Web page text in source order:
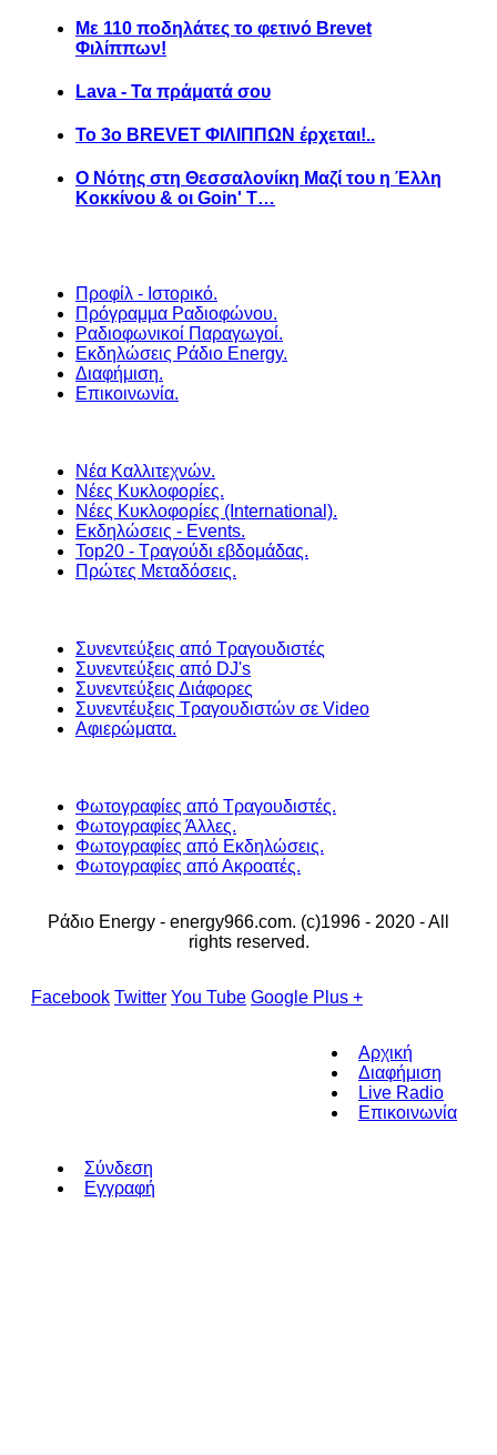
Με 110 ποδηλάτες το φετινό Brevet
Φιλίππων!
Lava - Τα πράματά σου
Το 3ο BREVET ΦΙΛΙΠΠΩΝ έρχεται!..
Ο Νότης στη Θεσσαλονίκη Μαζί του η Έλλη
Κοκκίνου & οι Goin' T…
Προφίλ - Ιστορικό.
Πρόγραμμα Ραδιοφώνου.
Ραδιοφωνικοί Παραγωγοί.
Εκδηλώσεις Ράδιο Energy.
Διαφήμιση.
Επικοινωνία.
Νέα Καλλιτεχνών.
Νέες Κυκλοφορίες.
Νέες Κυκλοφορίες (International).
Εκδηλώσεις - Events.
Top20 - Τραγούδι εβδομάδας.
Πρώτες Μεταδόσεις.
Συνεντεύξεις από Τραγουδιστές
Συνεντεύξεις από DJ's
Συνεντεύξεις Διάφορες
Συνεντέυξεις Τραγουδιστών σε Video
Αφιερώματα.
Φωτογραφίες από Τραγουδιστές.
Φωτογραφίες Άλλες.
Φωτογραφίες από Εκδηλώσεις.
Φωτογραφίες από Ακροατές.
Ράδιο Energy - energy966.com. (c)1996 - 2020 - All
rights reserved.
Facebook Twitter You Tube Google Plus +
Αρχική
Διαφήμιση
Live Radio
Επικοινωνία
Σύνδεση
Εγγραφή